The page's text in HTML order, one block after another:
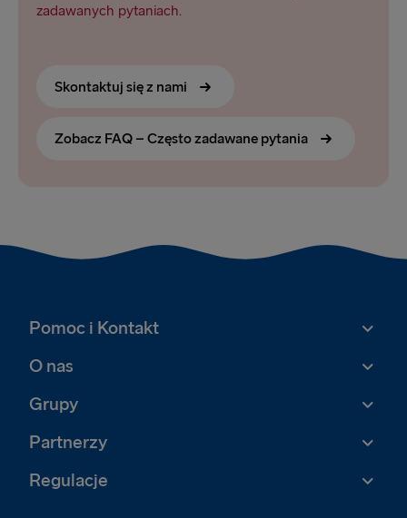
zadawanych pytaniach.
Skontaktuj się z nami
Zobacz FAQ – Często zadawane pytania
Pomoc i Kontakt
O nas
Grupy
Partnerzy
Regulacje